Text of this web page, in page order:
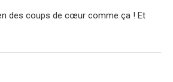
des coups de cœur comme ça ! Et